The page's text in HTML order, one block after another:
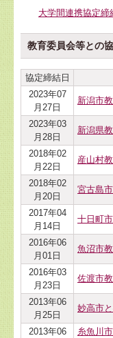
大学間連携協定締
教育委員会等との
協定締結日
2023年07
月27日
新潟市
2023年03
月28日
新潟県
2018年02
月22日
産山村
2018年02
月20日
宮古島
2017年04
月14日
十日町
2016年06
月01日
魚沼市
2016年03
月23日
佐渡市
2013年06
月25日
妙高市
2013年06
糸魚川